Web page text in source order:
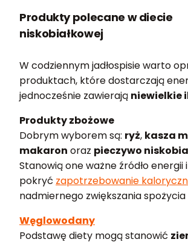
Produkty polecane w diecie
niskobiałkowej
W codziennym jadłospisie warto
produktach, które dostarczają
jednocześnie zawierają niewielkie
Produkty zbożowe
Dobrym wyborem są: ryż, kasza
makaron oraz pieczywo
Stanowią one ważne źródło energii
pokryć zapotrzebowanie
nadmiernego zwiększania spożycia
Węglowodany
Podstawę diety mogą stanowić